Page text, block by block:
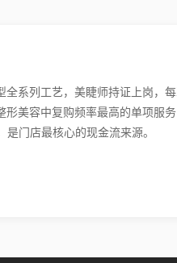
系列工艺，美睫师持证上岗，
形美容中复购频率最高的单项服
门店最核心的现金流来源。